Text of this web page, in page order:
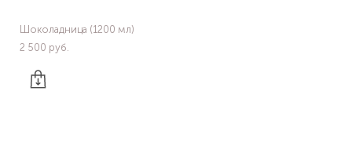
Шоколадница (1200 мл)
2 500 pуб.